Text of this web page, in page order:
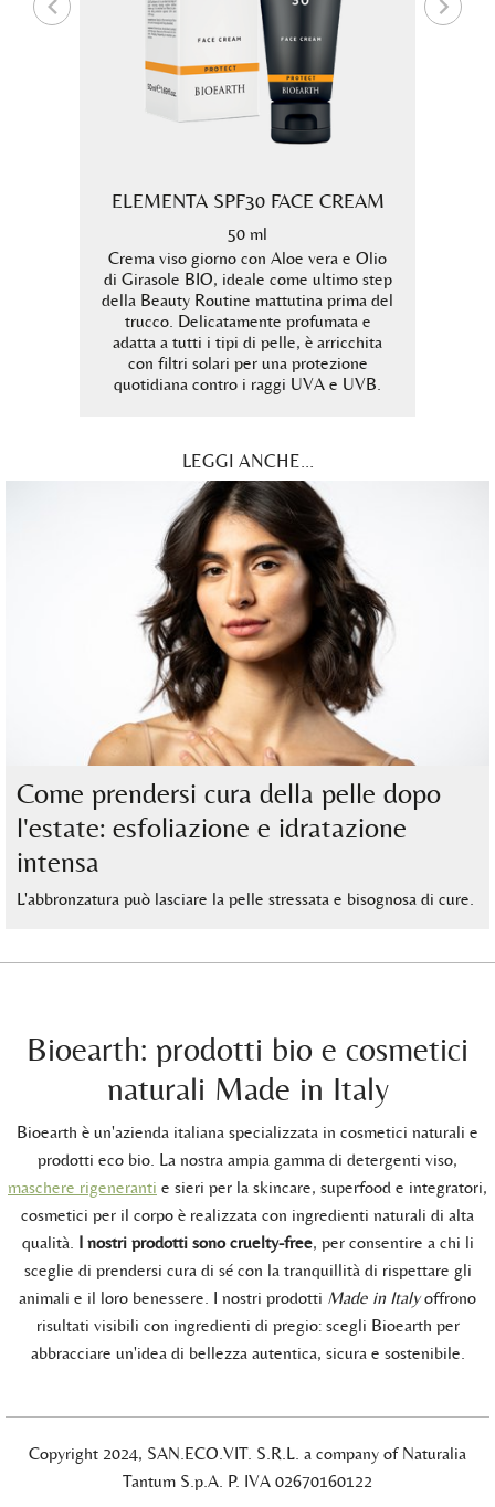
ELEMENTA SPF30 FACE CREAM
50 ml
Crema viso giorno con Aloe vera e Olio
di Girasole BIO, ideale come ultimo step
della Beauty Routine mattutina prima del
trucco. Delicatamente profumata e
adatta a tutti i tipi di pelle, è arricchita
con filtri solari per una protezione
quotidiana contro i raggi UVA e UVB.
LEGGI ANCHE...
Come prendersi cura della pelle dopo
l'estate: esfoliazione e idratazione
intensa
L'abbronzatura può lasciare la pelle stressata e bisognosa di cure.
Bioearth: prodotti bio e cosmetici
naturali Made in Italy
Bioearth è un'azienda italiana specializzata in cosmetici naturali e
prodotti eco bio. La nostra ampia gamma di detergenti viso,
maschere rigeneranti e sieri per la skincare, superfood e integratori,
cosmetici per il corpo è realizzata con ingredienti naturali di alta
qualità. I nostri prodotti sono cruelty-free, per consentire a chi li
sceglie di prendersi cura di sé con la tranquillità di rispettare gli
animali e il loro benessere. I nostri prodotti Made in Italyoffrono
risultati visibili con ingredienti di pregio: scegli Bioearth per
abbracciare un'idea di bellezza autentica, sicura e sostenibile.
Copyright 2024, SAN.ECO.VIT. S.R.L. a company of Naturalia
Tantum S.p.A. P. IVA 02670160122